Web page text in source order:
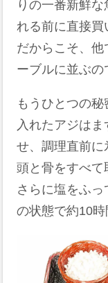
りの一番新鮮
れる前に直接買
だからこそ、
ーブルに並ぶの
もうひとつの
入れたアジは
せ、調理直前に
頭と骨をすべて
さらに塩をふ
の状態で約10時